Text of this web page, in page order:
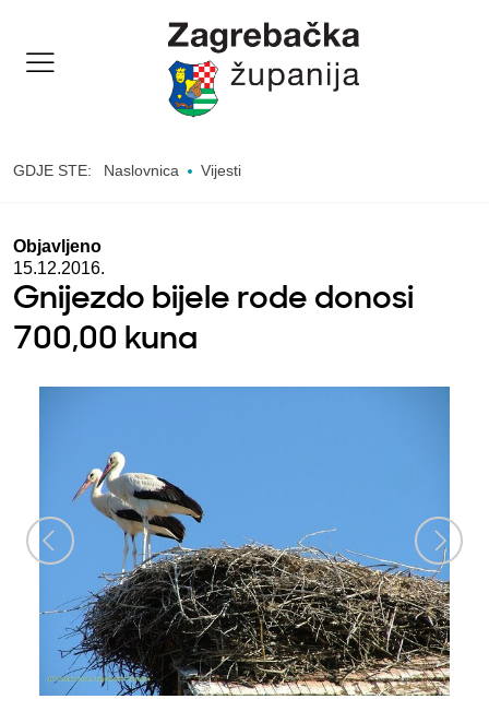
GDJE STE: Naslovnica Vijesti
Objavljeno
15.12.2016.
Gnijezdo bijele rode donosi
700,00 kuna